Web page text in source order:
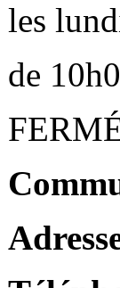
les
de